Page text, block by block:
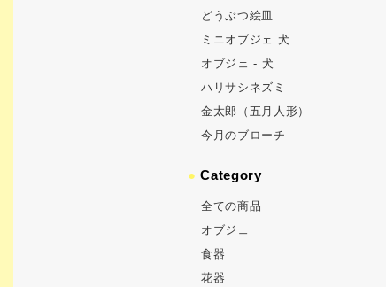
どうぶつ絵皿
ミニオブジェ 犬
オブジェ - 犬
ハリサシネズミ
金太郎（五月人形）
今月のブローチ
●Category
全ての商品
オブジェ
食器
花器